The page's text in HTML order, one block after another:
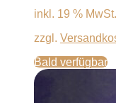
inkl. 19 % MwSt.
zzgl.
Bald verfügbar